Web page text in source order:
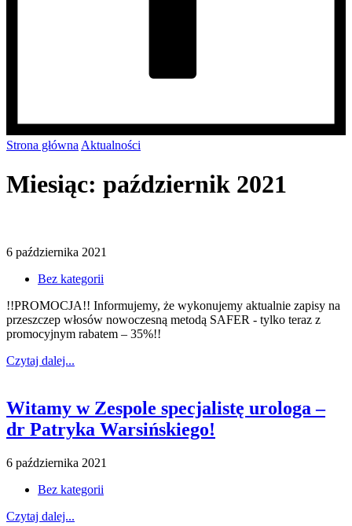
Strona główna Aktualności
Miesiąc: październik 2021
6 października 2021
Bez kategorii
!!PROMOCJA!! Informujemy, że wykonujemy aktualnie zapisy na
przeszczep włosów nowoczesną metodą SAFER - tylko teraz z
promocyjnym rabatem – 35%!!
Czytaj dalej...
Witamy w Zespole specjalistę urologa –
dr Patryka Warsińskiego!
6 października 2021
Bez kategorii
Czytaj dalej...